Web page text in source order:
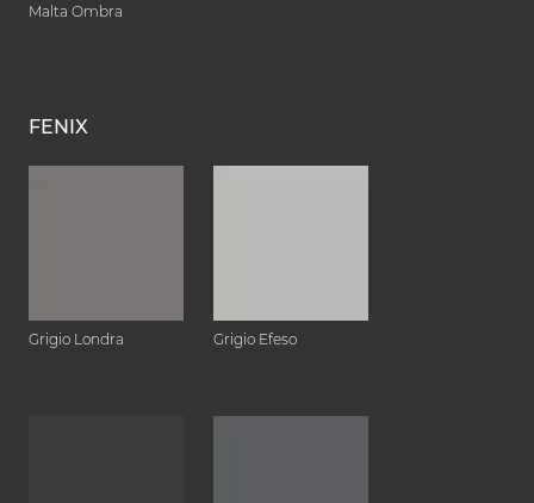
Malta Ombra
FENIX
Grigio Londra Grigio Efeso